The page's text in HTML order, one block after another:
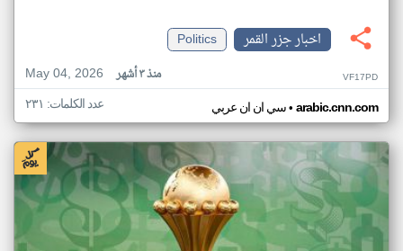
اخبار جزر القمر
Politics
May 04, 2026
منذ ٣ أشهر VF17PD
سي ان ان عربي• arabic.cnn.com عدد الكلمات: ٢٣١